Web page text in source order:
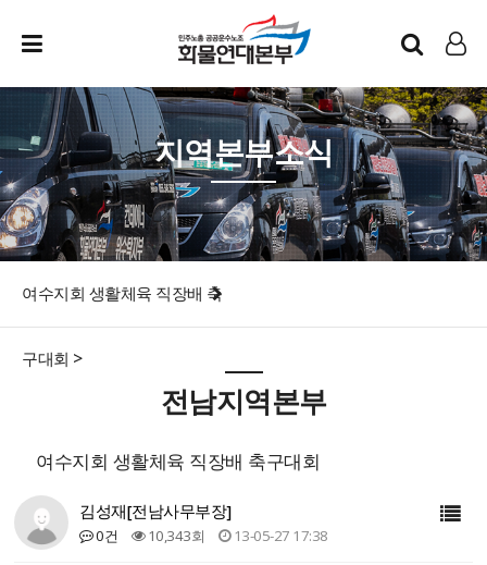
인트라넷
LOG IN
지역본부소식
여수지회 생활체육 직장배 축
구대회 >
전남지역본부
여수지회 생활체육 직장배 축구대회
김성재[전남사무부장]
0건 10,343회 13-05-27 17:38